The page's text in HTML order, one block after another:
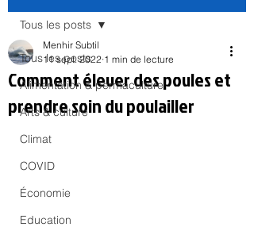
Tous les posts
Alimentation & permaculture
Arts & culture
Climat
COVID
Économie
Education
Tous les posts
Comment élever des poules et
prendre soin du poulailler
Menhir Subtil
11 sept. 2022 1 min de lecture